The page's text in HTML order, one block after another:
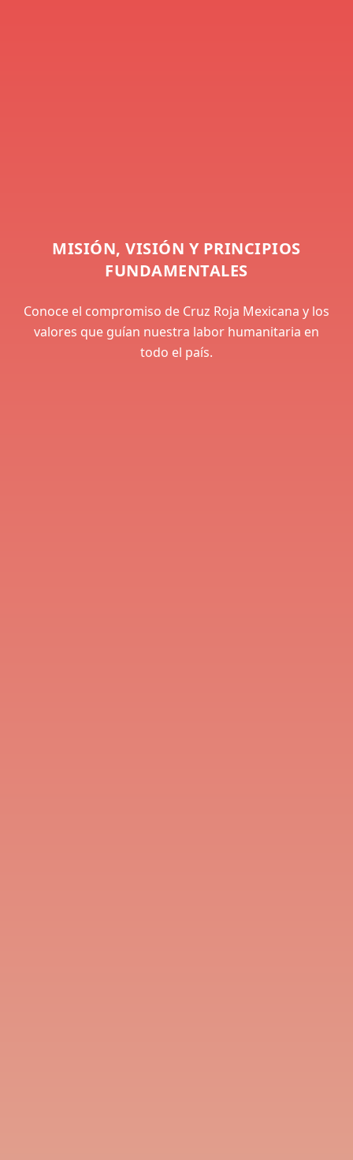
MISIÓN, VISIÓN Y PRINCIPIOS
FUNDAMENTALES
Conoce el compromiso de Cruz Roja Mexicana y los
valores que guían nuestra labor humanitaria en
todo el país.